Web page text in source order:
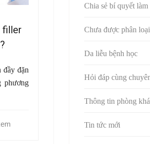
filler
đầy đặn
phương
Chia sẻ bí quyết làm
Chưa được phân loại
Da liễu bệnh học
Hỏi đáp cùng
Thông tin phòng
Tin tức mới